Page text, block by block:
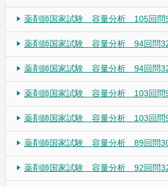
薬剤師国家試験 容量分析 105回問
薬剤師国家試験 容量分析 94回問
薬剤師国家試験 容量分析 94回問
薬剤師国家試験 容量分析 103回問
薬剤師国家試験 容量分析 103回問
薬剤師国家試験 容量分析 89回問
薬剤師国家試験 容量分析 92回問